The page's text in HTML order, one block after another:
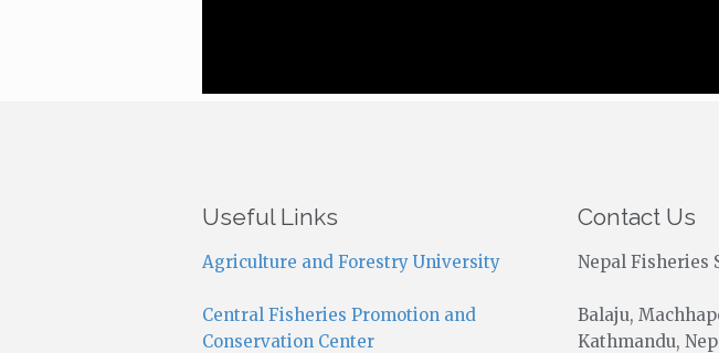
Useful Links
Agriculture and Forestry University
Central Fisheries Promotion and
Conservation Center
Contact Us
Nepal Fisheries
Balaju,
Kathmandu,